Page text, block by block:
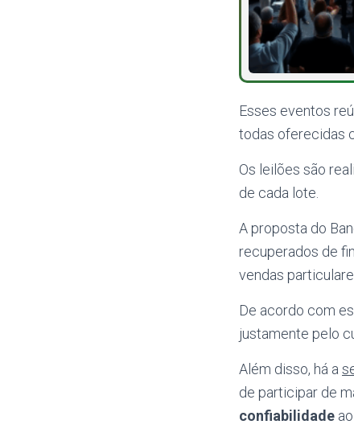
Esses eventos
todas oferecidas
Os leilões são
de cada lote.
A proposta do
recuperados de
vendas
De acordo com
justamente pelo
Além disso, há a
de participar de
confiabilidade